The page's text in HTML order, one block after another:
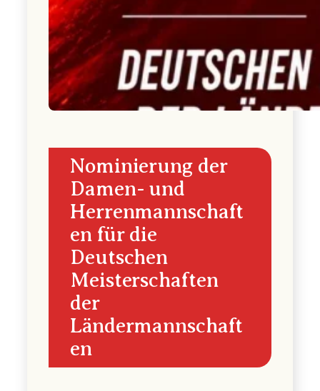
Nominierung der
Damen- und
Herrenmannschaft
en für die
Deutschen
Meisterschaften
der
Ländermannschaft
en